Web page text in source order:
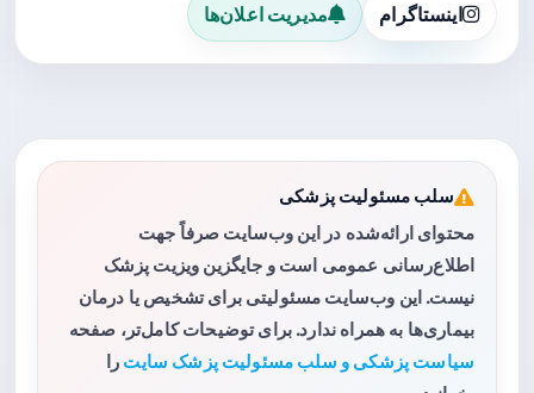
اینستاگرام مدیریت اعلان‌ها
سلب مسئولیت پزشکی
محتوای ارائه‌شده در این وب‌سایت صرفاً جهت
اطلاع‌رسانی عمومی است و جایگزین ویزیت پزشک
نیست. این وب‌سایت مسئولیتی برای تشخیص یا درمان
بیماری‌ها به همراه ندارد. برای توضیحات کامل‌تر، صفحه
سیاست پزشکی و سلب مسئولیت پزشک سایت را